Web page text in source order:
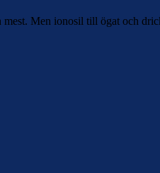
Men ionosil till ögat och